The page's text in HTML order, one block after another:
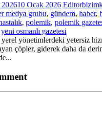
202610 Ocak 2026 Editor
medya grubu, gündem, haber,
, polemik, polemik
yeni osmanlı gazetesi
yönetimlerdeki yetersiz
çöpler, giderek daha da